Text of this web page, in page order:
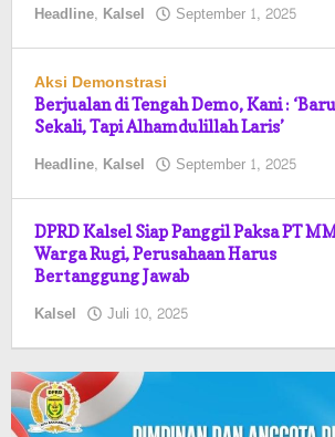
Headline, Kalsel September 1, 2025
Aksi Demonstrasi
Berjualan di Tengah Demo, Kani : ‘Baru
Sekali, Tapi Alhamdulillah Laris’
Headline, Kalsel September 1, 2025
DPRD Kalsel Siap Panggil Paksa PT
Warga Rugi, Perusahaan Harus
Bertanggung Jawab
Kalsel Juli 10, 2025